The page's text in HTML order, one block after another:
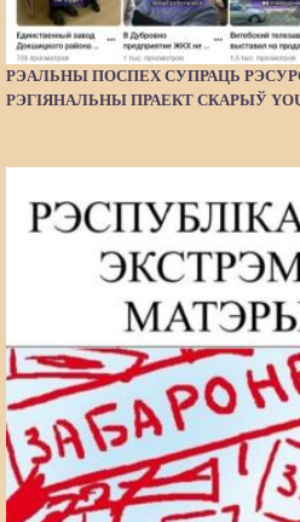
РЭАЛЬНЫ ПОСПЕХ СУПРАЦЬ
РЭГІЯНАЛЬНЫ ПРАЕКТ СКАРЫЎ